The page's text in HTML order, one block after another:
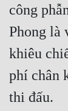
công
Phong là
khiêu
phí chân
thi đấu.